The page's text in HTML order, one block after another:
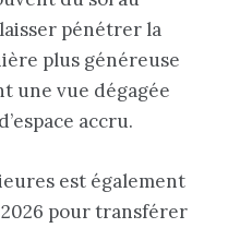
pénétrer la
plus généreuse
une vue dégagée
accru.
est également
pour transférer